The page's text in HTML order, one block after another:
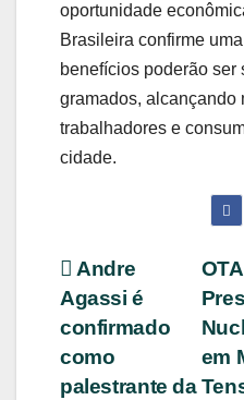
oportunidade
Brasileira confirme
benefícios poderão ser
gramados, alcançando
trabalhadores e
cidade.
Navegação
de
Post
em
Andre
Agassi é
confirmado
como
palestrante da